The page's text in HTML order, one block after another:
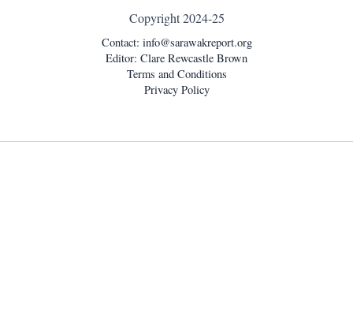
Copyright 2024-25
Contact: info@sarawakreport.org
Editor: Clare Rewcastle Brown
Terms and Conditions
Privacy Policy